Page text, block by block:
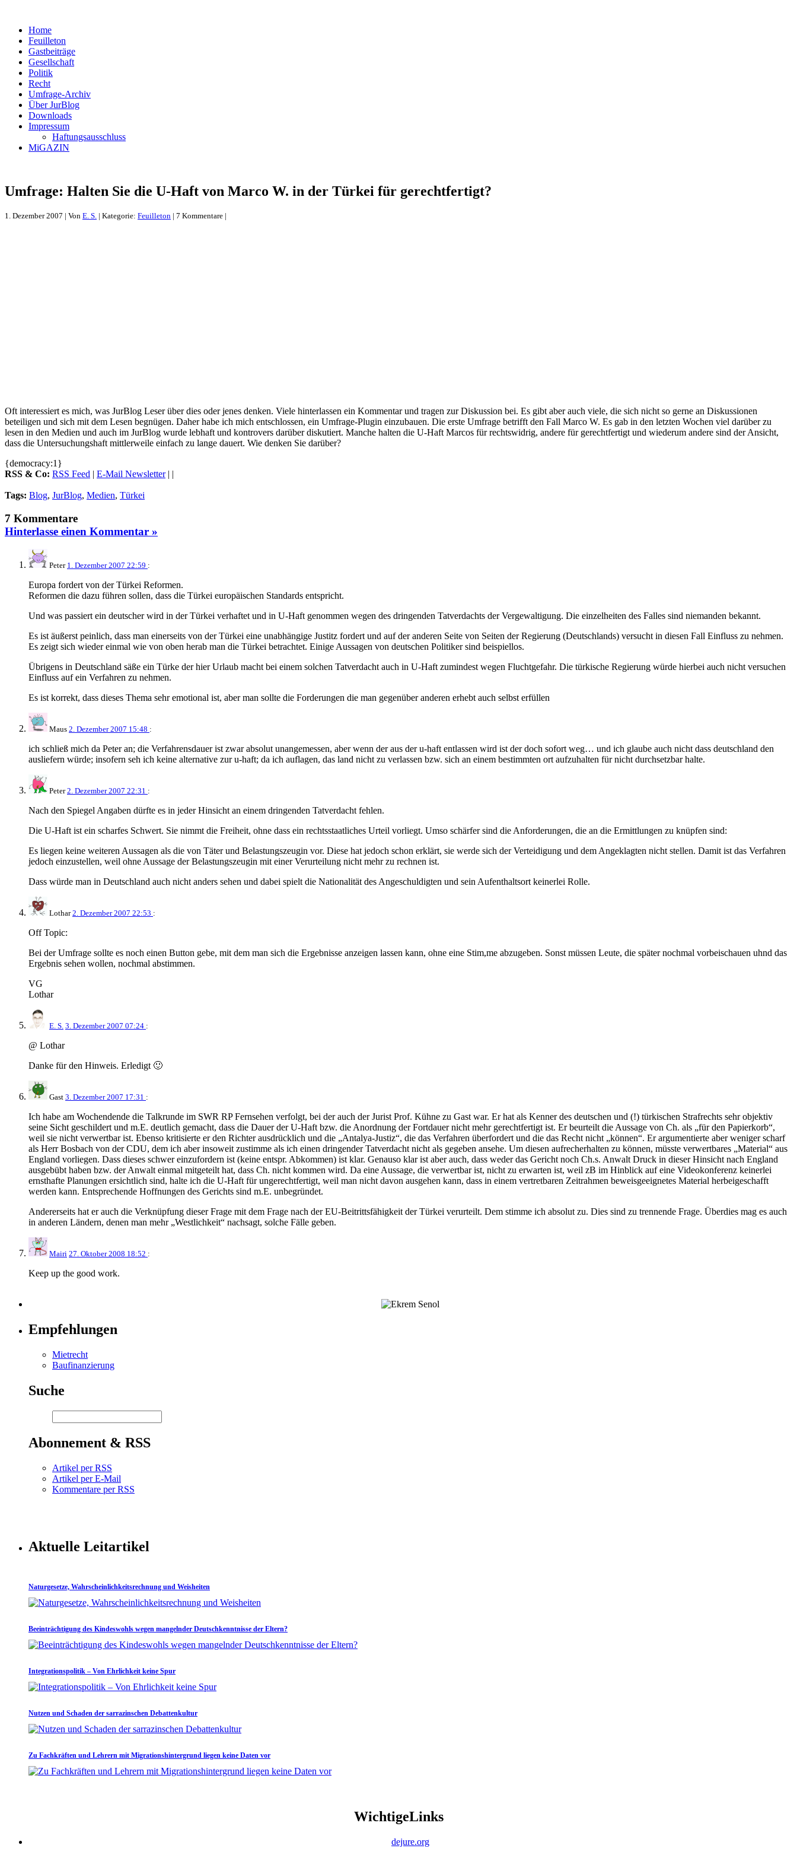
Home
Feuilleton
Gastbeiträge
Gesellschaft
Politik
Recht
Umfrage-Archiv
Über JurBlog
Downloads
Impressum
Haftungsausschluss
MiGAZIN
Umfrage: Halten Sie die U-Haft von Marco W. in der Türkei für gerechtfertigt?
1. Dezember 2007 | Von E. S. | Kategorie: Feuilleton | 7 Kommentare |
Oft interessiert es mich, was JurBlog Leser über dies oder jenes denken. Viele hinterlassen ein Kommentar und tragen zur Diskussion bei. Es gibt aber auch viele, die sich nicht so gerne an Diskussionen
beteiligen und sich mit dem Lesen begnügen. Daher habe ich mich entschlossen, ein Umfrage-Plugin einzubauen. Die erste Umfrage betrifft den Fall Marco W. Es gab in den letzten Wochen viel darüber zu
lesen in den Medien und auch im JurBlog wurde lebhaft und kontrovers darüber diskutiert. Manche halten die U-Haft Marcos für rechtswidrig, andere für gerechtfertigt und wiederum andere sind der Ansicht,
dass die Untersuchungshaft mittlerweile einfach zu lange dauert. Wie denken Sie darüber?
{democracy:1}
RSS & Co: RSS Feed | E-Mail Newsletter| |
Tags: Blog, JurBlog, Medien, Türkei
7 Kommentare
Hinterlasse einen Kommentar »
Peter 1. Dezember 2007 22:59 :
Europa fordert von der Türkei Reformen.
Reformen die dazu führen sollen, dass die Türkei europäischen Standards entspricht.
Und was passiert ein deutscher wird in der Türkei verhaftet und in U-Haft genommen wegen des dringenden Tatverdachts der Vergewaltigung. Die einzelheiten des Falles sind niemanden bekannt.
Es ist äußerst peinlich, dass man einerseits von der Türkei eine unabhängige Justitz fordert und auf der anderen Seite von Seiten der Regierung (Deutschlands) versucht in diesen Fall Einfluss zu nehmen.
Es zeigt sich wieder einmal wie von oben herab man die Türkei betrachtet. Einige Aussagen von deutschen Politiker sind beispiellos.
Übrigens in Deutschland säße ein Türke der hier Urlaub macht bei einem solchen Tatverdacht auch in U-Haft zumindest wegen Fluchtgefahr. Die türkische Regierung würde hierbei auch nicht versuchen
Einfluss auf ein Verfahren zu nehmen.
Es ist korrekt, dass dieses Thema sehr emotional ist, aber man sollte die Forderungen die man gegenüber anderen erhebt auch selbst erfüllen
Maus 2. Dezember 2007 15:48 :
ich schließ mich da Peter an; die Verfahrensdauer ist zwar absolut unangemessen, aber wenn der aus der u-haft entlassen wird ist der doch sofort weg… und ich glaube auch nicht dass deutschland den
ausliefern würde; insofern seh ich keine alternative zur u-haft; da ich auflagen, das land nicht zu verlassen bzw. sich an einem bestimmten ort aufzuhalten für nicht durchsetzbar halte.
Peter2. Dezember 2007 22:31 :
Nach den Spiegel Angaben dürfte es in jeder Hinsicht an einem dringenden Tatverdacht fehlen.
Die U-Haft ist ein scharfes Schwert. Sie nimmt die Freiheit, ohne dass ein rechtsstaatliches Urteil vorliegt. Umso schärfer sind die Anforderungen, die an die Ermittlungen zu knüpfen sind:
Es liegen keine weiteren Aussagen als die von Täter und Belastungszeugin vor. Diese hat jedoch schon erklärt, sie werde sich der Verteidigung und dem Angeklagten nicht stellen. Damit ist das Verfahren
jedoch einzustellen, weil ohne Aussage der Belastungszeugin mit einer Verurteilung nicht mehr zu rechnen ist.
Dass würde man in Deutschland auch nicht anders sehen und dabei spielt die Nationalität des Angeschuldigten und sein Aufenthaltsort keinerlei Rolle.
Lothar2. Dezember 2007 22:53 :
Off Topic:
Bei der Umfrage sollte es noch einen Button gebe, mit dem man sich die Ergebnisse anzeigen lassen kann, ohne eine Stim,me abzugeben. Sonst müssen Leute, die später nochmal vorbeischauen uhnd das
Ergebnis sehen wollen, nochmal abstimmen.
VG
Lothar
E. S. 3. Dezember 2007 07:24 :
@ Lothar
Danke für den Hinweis. Erledigt 🙂
Gast 3. Dezember 2007 17:31 :
Ich habe am Wochendende die Talkrunde im SWR RP Fernsehen verfolgt, bei der auch der Jurist Prof. Kühne zu Gast war. Er hat als Kenner des deutschen und (!) türkischen Strafrechts sehr objektiv
seine Sicht geschildert und m.E. deutlich gemacht, dass die Dauer der U-Haft bzw. die Anordnung der Fortdauer nicht mehr gerechtfertigt ist. Er beurteilt die Aussage von Ch. als „für den Papierkorb“,
weil sie nicht verwertbar ist. Ebenso kritisierte er den Richter ausdrücklich und die „Antalya-Justiz“, die das Verfahren überfordert und die das Recht nicht „können“. Er argumentierte aber weniger scharf
als Herr Bosbach von der CDU, dem ich aber insoweit zustimme als ich einen dringender Tatverdacht nicht als gegeben ansehe. Um diesen aufrecherhalten zu können, müsste verwertbares „Material“ aus
England vorliegen. Dass dieses schwer einzufordern ist (keine entspr. Abkommen) ist klar. Genauso klar ist aber auch, dass weder das Gericht noch Ch.s. Anwalt Druck in dieser Hinsicht nach England
ausgebübt haben bzw. der Anwalt einmal mitgeteilt hat, dass Ch. nicht kommen wird. Da eine Aussage, die verwertbar ist, nicht zu erwarten ist, weil zB im Hinblick auf eine Videokonferenz keinerlei
ernsthafte Planungen ersichtlich sind, halte ich die U-Haft für ungerechtfertigt, weil man nicht davon ausgehen kann, dass in einem vertretbaren Zeitrahmen beweisgeeignetes Material herbeigeschafft
werden kann. Entsprechende Hoffnungen des Gerichts sind m.E. unbegründet.
Andererseits hat er auch die Verknüpfung dieser Frage mit dem Frage nach der EU-Beitrittsfähigkeit der Türkei verurteilt. Dem stimme ich absolut zu. Dies sind zu trennende Frage. Überdies mag es auch
in anderen Ländern, denen man mehr „Westlichkeit“ nachsagt, solche Fälle geben.
Mairi 27. Oktober 2008 18:52 :
Keep up the good work.
Empfehlungen
Mietrecht
Baufinanzierung
Suche
Abonnement & RSS
Artikel per RSS
Artikel per E-Mail
Kommentare per RSS
Aktuelle Leitartikel
Naturgesetze, Wahrscheinlichkeitsrechnung und Weisheiten
Beeinträchtigung des Kindeswohls wegen mangelnder Deutschkenntnisse der Eltern?
Integrationspolitik – Von Ehrlichkeit keine Spur
Nutzen und Schaden der sarrazinschen Debattenkultur
Zu Fachkräften und Lehrern mit Migrationshintergrund liegen keine Daten vor
WichtigeLinks
dejure.org